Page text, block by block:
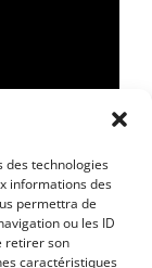
des technologies
informations des
permettra de
ou les ID
retirer son
caractéristiques